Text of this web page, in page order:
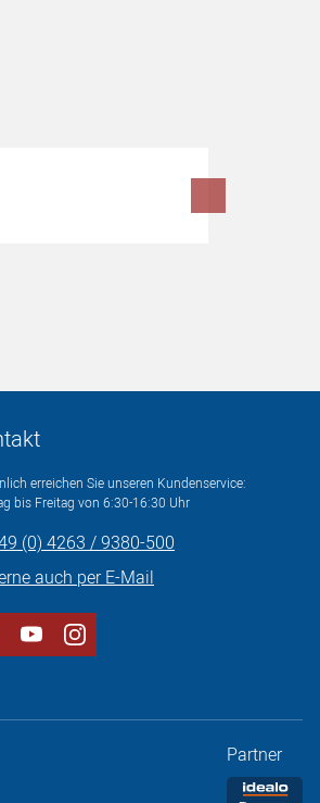
erreichen Sie unseren Kundenservice:
bis Freitag von 6:30-16:30 Uhr
(0) 4263 / 9380-500
auch per E-Mail
Partner